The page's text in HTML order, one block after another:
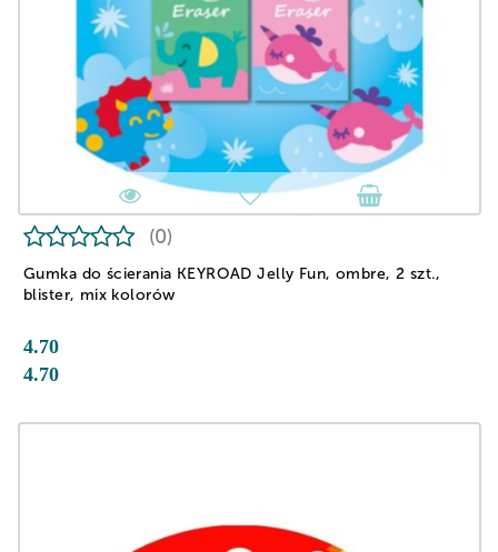
Gumka do ścierania KEYROAD Jelly Fun, ombre, 2 szt.,
blister, mix kolorów
(0)
4.70
4.70